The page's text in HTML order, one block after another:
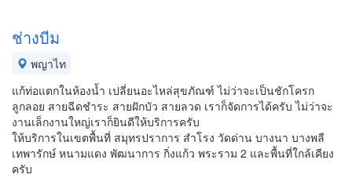
ช่างบีม
พญาไท
แก้ท่อแตกในห้องน้ำ เปลี่ยนอะไหล่สุขภัณฑ์ ไม่ว่าจะเป็นชักโครก
ลูกลอย สายฉีดชำระ สายฝักบัว สายลวด เราก็จัดการได้ครับ ไม่ว่าจะ
งานเล็กงานใหญ่เราก็ยินดีให้บริการครับ
ให้บริการในเขตพื้นที่ สมุทรปราการ สำโรง วัดด่าน บางนา บางพลี
เทพารักษ์ หนามแดง พัฒนาการ กิ่งแก้ว พระราม 2 และพื้นที่ใกล้เคียง
ครับ